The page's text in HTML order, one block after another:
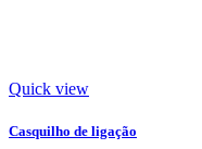
Quick view
Casquilho de ligação